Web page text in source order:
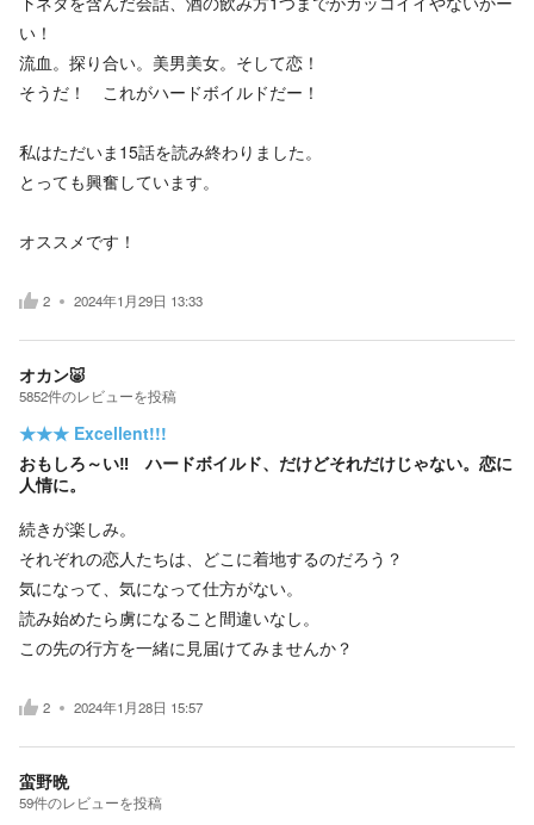
い！
流血。探り合い。美男美女。そして恋！
そうだ！ これがハードボイルドだー！
私はただいま15話を読み終わりました。
とっても興奮しています。
オススメです！
2 2024年1月29日 13:33
オカン🐷
5852件のレビューを投稿
★★★ Excellent!!!
おもしろ～い‼ ハードボイルド、だけどそれだけじゃない。恋に
人情に。
続きが楽しみ。
それぞれの恋人たちは、どこに着地するのだろう？
気になって、気になって仕方がない。
読み始めたら虜になること間違いなし。
この先の行方を一緒に見届けてみませんか？
2 2024年1月28日 15:57
蛮野晩
59件のレビューを投稿